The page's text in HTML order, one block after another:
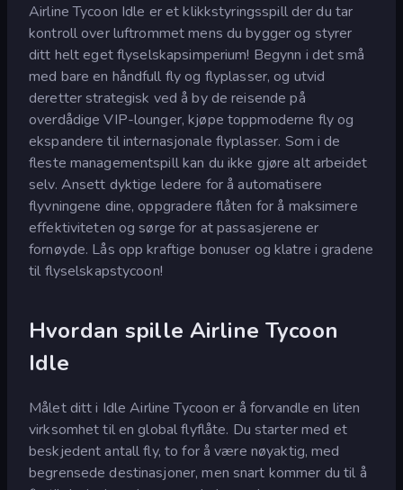
Airline Tycoon Idle er et klikkstyringsspill der du tar
kontroll over luftrommet mens du bygger og styrer
ditt helt eget flyselskapsimperium! Begynn i det små
med bare en håndfull fly og flyplasser, og utvid
deretter strategisk ved å by de reisende på
overdådige VIP-lounger, kjøpe toppmoderne fly og
ekspandere til internasjonale flyplasser. Som i de
fleste managementspill kan du ikke gjøre alt arbeidet
selv. Ansett dyktige ledere for å automatisere
flyvningene dine, oppgradere flåten for å maksimere
effektiviteten og sørge for at passasjerene er
fornøyde. Lås opp kraftige bonuser og klatre i gradene
til flyselskapstycoon!
Hvordan spille Airline Tycoon
Idle
Målet ditt i Idle Airline Tycoon er å forvandle en liten
virksomhet til en global flyflåte. Du starter med et
beskjedent antall fly, to for å være nøyaktig, med
begrensede destinasjoner, men snart kommer du til å